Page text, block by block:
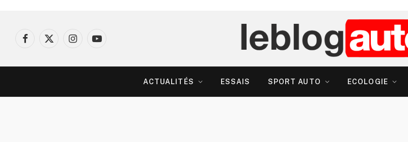
Facebook
X
InstagramYouTube
ACTUALITÉS ESSAIS SPORT AUTO ECOLOGIE